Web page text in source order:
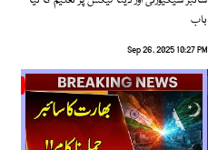
باب
Sep 26, 2025 10:27 PM